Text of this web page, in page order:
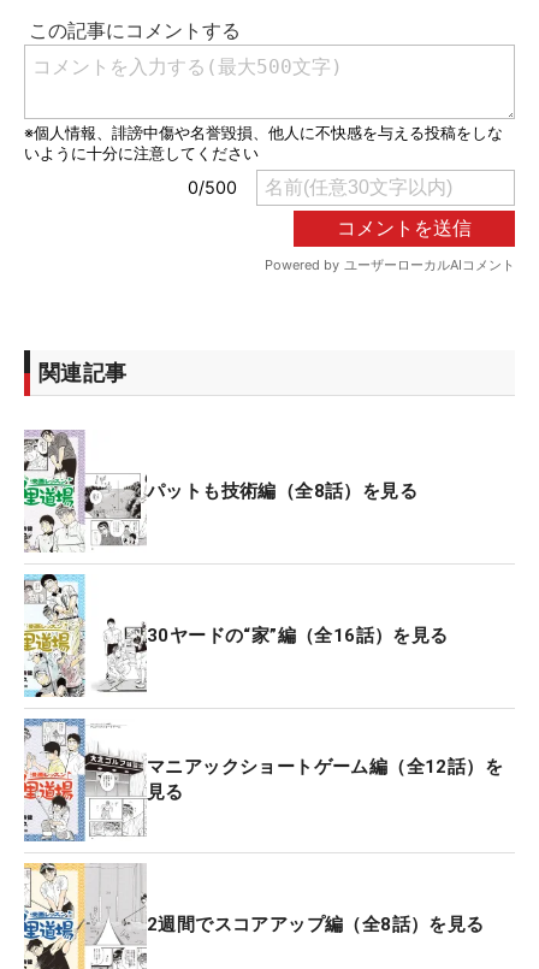
関連記事
パットも技術編（全8話）を見る
30ヤードの“家”編（全16話）を見る
マニアックショートゲーム編（全12話）を
見る
2週間でスコアアップ編（全8話）を見る